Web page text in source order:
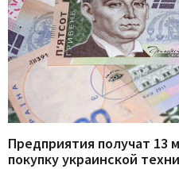
Предприятия получат 13
покупку украинской